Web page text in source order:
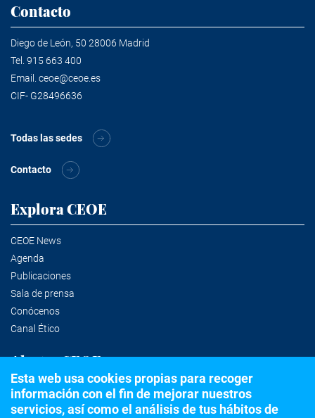
Contacto
Diego de León, 50 28006 Madrid
Tel. 915 663 400
Email. ceoe@ceoe.es
CIF- G28496636
Todas las sedes
Contacto
Explora CEOE
CEOE News
Agenda
Publicaciones
Sala de prensa
Conócenos
Canal Ético
Alertas CEOE
Suscríbete a la newsletter
Esta web usa cookies propias para recoger
información con el fin de mejorar nuestros
servicios, así como el análisis de tus hábitos de